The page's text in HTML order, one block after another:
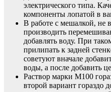
электрического типа.
компоненты лопатой в
В работе с мешалкой, не
производить
добавлять воду. При
прилипать к задней
советуют вначале
воды, а после добавить
Раствор марки М100
второй вариант гораздо